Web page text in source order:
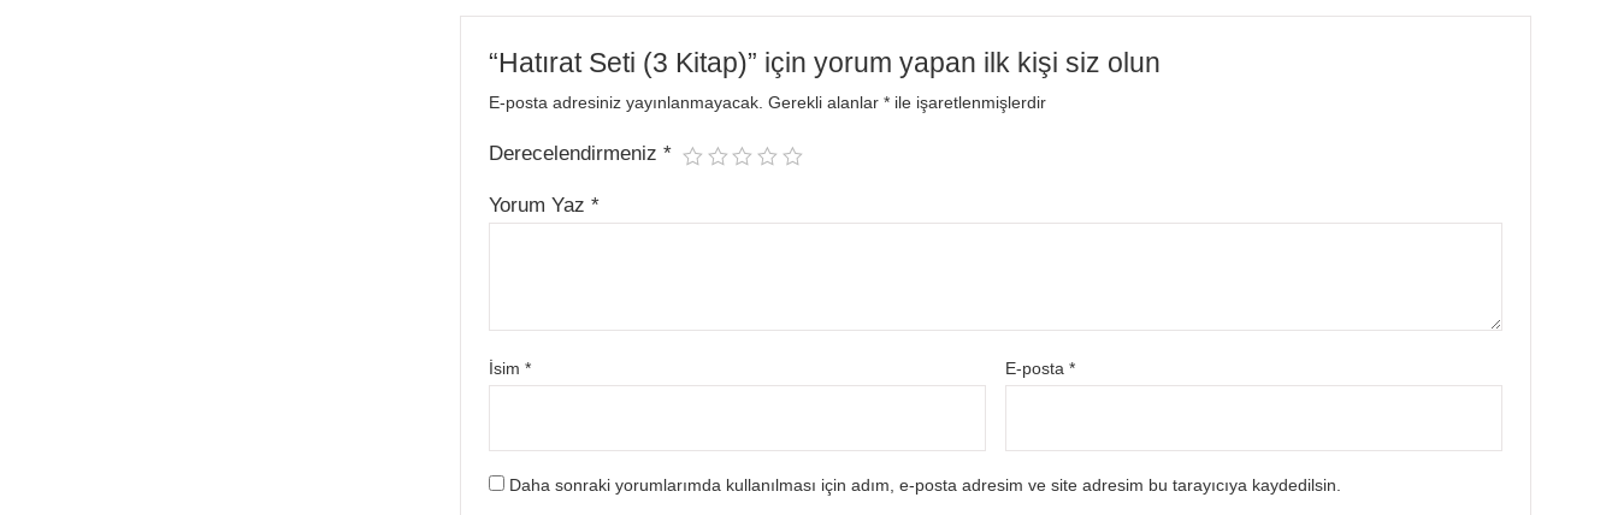
“Hatırat Seti (3 Kitap)” için yorum yapan ilk kişi siz olun
E-posta adresiniz yayınlanmayacak. Gerekli alanlar* ile işaretlenmişlerdir
Derecelendirmeniz*
Yorum Yaz*
İsim* E-posta*
Daha sonraki yorumlarımda kullanılması için adım, e-posta adresim ve site adresim bu tarayıcıya kaydedilsin.